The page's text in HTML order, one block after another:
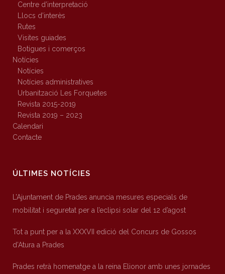
Centre d’interpretació
Llocs d’interès
Rutes
Visites guiades
Botigues i comerços
Notícies
Notícies
Notícies administratives
Urbanització Les Forquetes
Revista 2015-2019
Revista 2019 – 2023
Calendari
Contacte
ÚLTIMES NOTÍCIES
L’Ajuntament de Prades anuncia mesures especials de
mobilitat i seguretat per a l’eclipsi solar del 12 d’agost
Tot a punt per a la XXXVII edició del Concurs de Gossos
d’Atura a Prades
Prades retrà homenatge a la reina Elionor amb unes jornades